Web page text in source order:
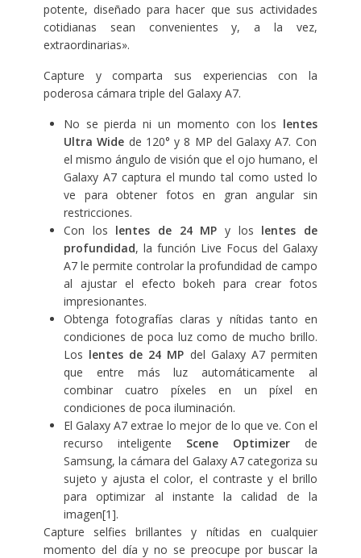
potente, diseñado para hacer que sus actividades
cotidianas sean convenientes y, a la vez,
extraordinarias».
Capture y comparta sus experiencias con la
poderosa cámara triple del Galaxy A7.
No se pierda ni un momento con los lentes
Ultra Wide de 120° y 8 MP del Galaxy A7. Con
el mismo ángulo de visión que el ojo humano, el
Galaxy A7 captura el mundo tal como usted lo
ve para obtener fotos en gran angular sin
restricciones.
Con los lentes de 24 MP y los lentes de
profundidad, la función Live Focus del Galaxy
A7 le permite controlar la profundidad de campo
al ajustar el efecto bokeh para crear fotos
impresionantes.
Obtenga fotografías claras y nítidas tanto en
condiciones de poca luz como de mucho brillo.
Los lentes de 24 MP del Galaxy A7 permiten
que entre más luz automáticamente al
combinar cuatro píxeles en un píxel en
condiciones de poca iluminación.
El Galaxy A7 extrae lo mejor de lo que ve. Con el
recurso inteligente Scene Optimizer de
Samsung, la cámara del Galaxy A7 categoriza su
sujeto y ajusta el color, el contraste y el brillo
para optimizar al instante la calidad de la
imagen[1].
Capture selfies brillantes y nítidas en cualquier
momento del día y no se preocupe por buscar la